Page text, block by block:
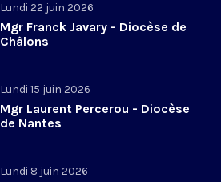
Lundi 22 juin 2026
Mgr Franck Javary - Diocèse de
Châlons
Lundi 15 juin 2026
Mgr Laurent Percerou - Diocèse
de Nantes
Lundi 8 juin 2026